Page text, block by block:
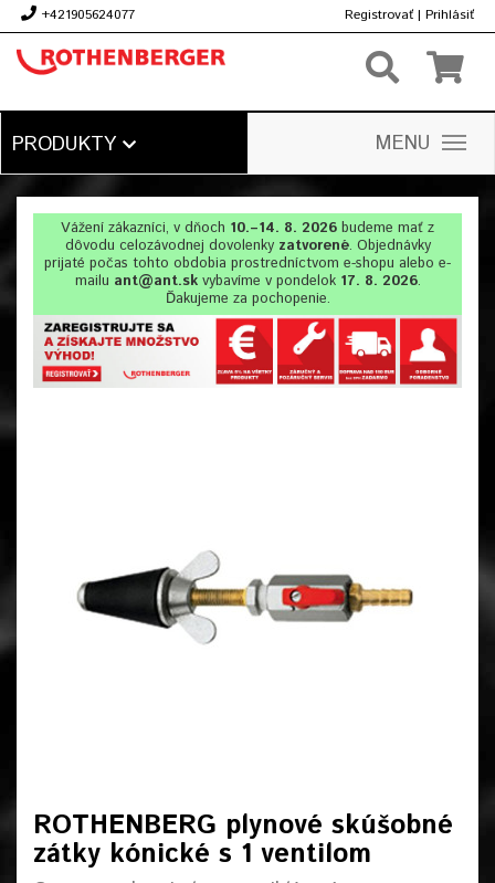
+421905624077 Registrovať | Prihlásiť
PRODUKTY MENU
Vážení zákazníci, v dňoch 10.–14. 8. 2026 budeme mať z
dôvodu celozávodnej dovolenkyzatvorené. Objednávky
prijaté počas tohto obdobia prostredníctvom e-shopu alebo e-
mailu ant@ant.skvybavíme v pondelok 17. 8. 2026.
Ďakujeme za pochopenie.
ROTHENBERG plynové skúšobné
zátky kónické s 1 ventilom